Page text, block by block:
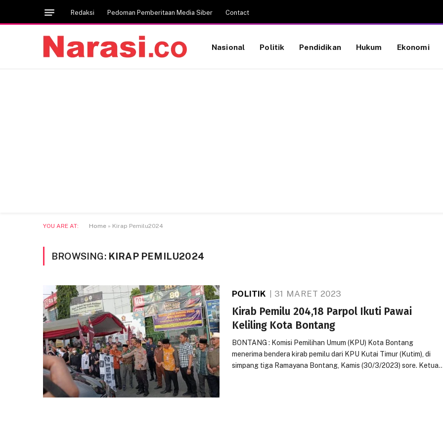
Redaksi Pedoman Pemberitaan Media Siber Contact
Nasional Politik Pendidikan Hukum Ekonomi
YOU ARE AT: Home » Kirap Pemilu2024
BROWSING: KIRAP PEMILU2024
POLITIK 31 MARET 2023
Kirab Pemilu 204,18 Parpol Ikuti Pawai
Keliling Kota Bontang
BONTANG : Komisi Pemilihan Umum (KPU) Kota Bontang
menerima bendera kirab pemilu dari KPU Kutai Timur (Kutim), di
simpang tiga Ramayana Bontang, Kamis (30/3/2023) sore.